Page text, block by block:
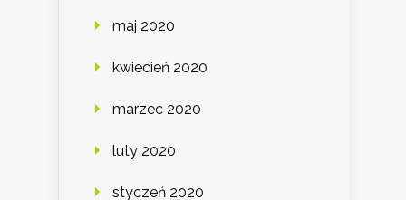
maj 2020
kwiecień 2020
marzec 2020
luty 2020
styczeń 2020